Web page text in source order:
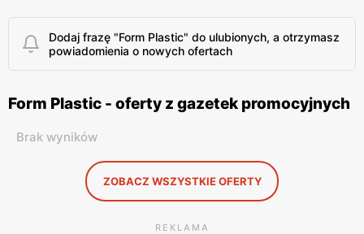
Dodaj frazę "Form Plastic" do ulubionych, a otrzymasz
powiadomienia o nowych ofertach
Form Plastic - oferty z gazetek promocyjnych
Brak wyników
ZOBACZ WSZYSTKIE OFERTY
REKLAMA